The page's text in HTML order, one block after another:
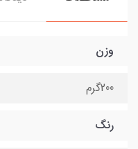
وزن
200گرم
رنگ